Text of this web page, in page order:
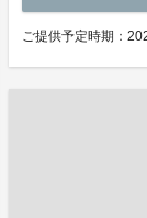
ご提供予定時期：